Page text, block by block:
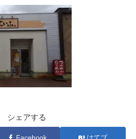
シェアする